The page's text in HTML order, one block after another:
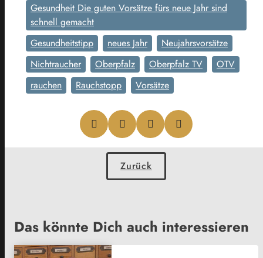
Gesundheit Die guten Vorsätze fürs neue Jahr sind
schnell gemacht
Gesundheitstipp
neues Jahr
Neujahrsvorsätze
Nichtraucher
Oberpfalz Oberpfalz TV
OTV
rauchen
Rauchstopp Vorsätze
Zurück
Das könnte Dich auch interessieren